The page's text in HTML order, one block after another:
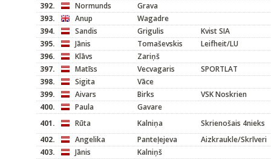
392.
Normunds
Grava
393.
Anup
Wagadre
394.
Sandis Grigulis
Kvist SIA
395.
Jānis Tomaševskis
Leifheit/LU
396.
Klāvs
Zariņš
397.
Matīss Vecvagaris
SPORTLAT
398.
Sigita
Vāce
399.
Aivars Birks
VSK Noskrien
400.
Paula
Gavare
401.
Rūta Kalniņa
Skrienošais 4nieks
402.
Angelika Panteļejeva
Aizkraukle/Skrīveri
403.
Jānis
Kalniņš